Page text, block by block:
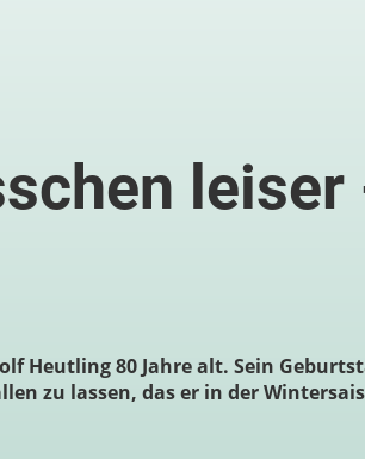
leiser
Heutling 80 Jahre alt. Sein
zu lassen, das er in der